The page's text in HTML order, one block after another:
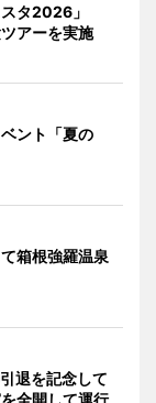
タ2026」
アーを実施
ント「夏の
箱根強羅温泉
退を記念して
全開して運行